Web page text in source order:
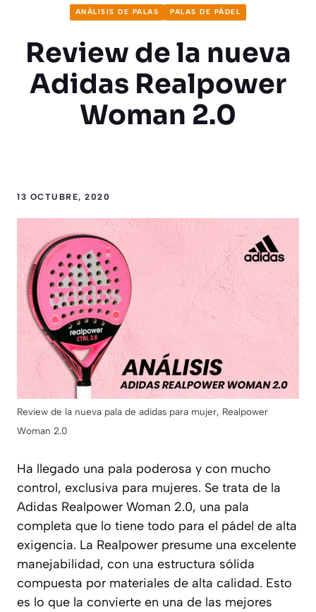
ANÁLISIS DE PALAS PALAS DE PÁDEL
Review de la nueva
Adidas Realpower
Woman 2.0
13 OCTUBRE, 2020
Review de la nueva pala de adidas para mujer, Realpower
Woman 2.0
Ha llegado una pala poderosa y con mucho
control, exclusiva para mujeres. Se trata de la
Adidas Realpower Woman 2.0, una pala
completa que lo tiene todo para el pádel de alta
exigencia. La Realpower presume una excelente
manejabilidad, con una estructura sólida
compuesta por materiales de alta calidad. Esto
es lo que la convierte en una de las mejores